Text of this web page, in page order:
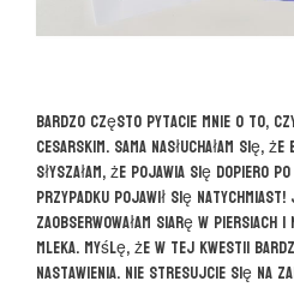
Bardzo często pytacie mnie o to,
cesarskim. Sama nasłuchałam się,
słyszałam, że pojawia się dopiero
przypadku pojawił się natychmiast!
zaobserwowałam siarę w piersiach
mleka. Myślę, że w tej kwestii
nastawienia. Nie stresujcie się na